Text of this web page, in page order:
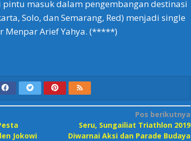
pintu masuk dalam pengembangan destinasi
Solo, dan Semarang, Red) menjadi single
Menpar Arief Yahya. (*****)
Jokowi
Pos berikutnya
Seru, Sungailiat Triathlon 2019
Diwarnai Aksi dan Parade Budaya